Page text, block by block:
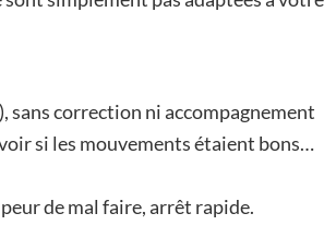
sans correction ni accompagnement
si les mouvements étaient bons…
de mal faire, arrêt rapide.